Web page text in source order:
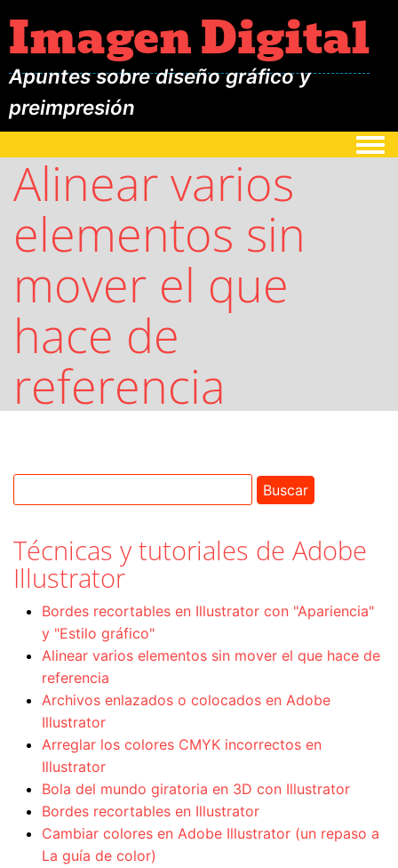
Imagen Digital
Apuntes sobre diseño gráfico y
preimpresión
Alinear varios
elementos sin
mover el que
hace de
referencia
Técnicas y tutoriales de Adobe
Illustrator
Bordes recortables en Illustrator con "Apariencia"
y "Estilo gráfico"
Alinear varios elementos sin mover el que hace de
referencia
Archivos enlazados o colocados en Adobe
Illustrator
Arreglar los colores CMYK incorrectos en
Illustrator
Bola del mundo giratoria en 3D con Illustrator
Bordes recortables en Illustrator
Cambiar colores en Adobe Illustrator (un repaso a
La guía de color)